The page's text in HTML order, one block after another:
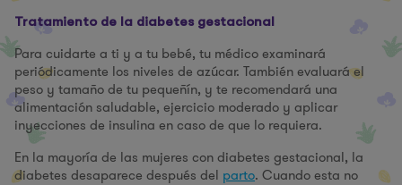
Tratamiento de la diabetes gestacional
Para cuidarte a ti y a tu bebé, tu médico examinará
periódicamente los niveles de azúcar. También evaluará el
peso y tamaño de tu pequeñín, y te recomendará una
alimentación saludable, ejercicio moderado y aplicar
inyecciones de insulina en caso de que lo requiera.
En la mayoría de las mujeres con diabetes gestacional, la
diabetes desaparece después del parto. Cuando esta no